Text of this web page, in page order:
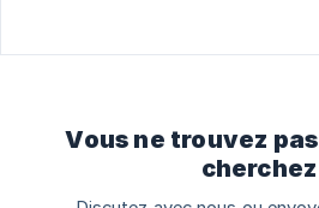
Vous ne trouvez
cherchez